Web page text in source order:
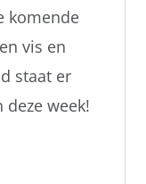
komende
vis en
staat er
week!